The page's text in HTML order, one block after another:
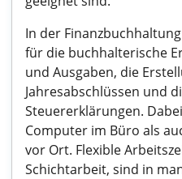
In der
für die buchhalterische
und Ausgaben, die
Jahresabschlüssen und
Steuererklärungen.
Computer im Büro als
vor Ort. Flexible
Schichtarbeit, sind in